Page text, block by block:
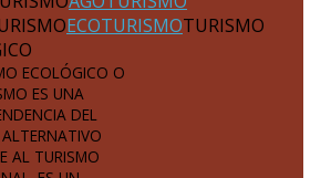
ECOTURISMOTURISMO
ECOLÓGICO O
ES UNA
DEL
AL TURISMO